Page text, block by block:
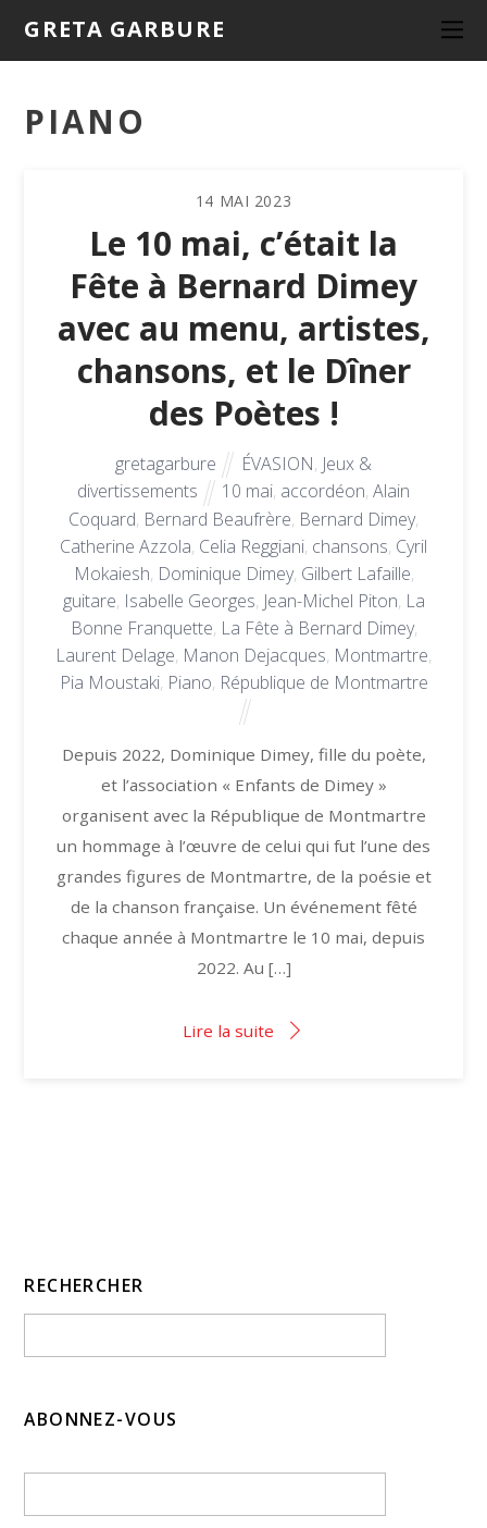
GRETA GARBURE
PIANO
14 MAI 2023
Le 10 mai, c’était la
Fête à Bernard Dimey
avec au menu, artistes,
chansons, et le Dîner
des Poètes !
gretagarbure ÉVASION, Jeux &
divertissements
10 mai, accordéon,Alain
Coquard, Bernard Beaufrère, Bernard Dimey,
Catherine Azzola, Celia Reggiani, chansons, Cyril
Mokaiesh, Dominique Dimey, Gilbert Lafaille,
guitare, Isabelle Georges, Jean-Michel Piton, La
Bonne Franquette, La Fête à Bernard Dimey,
Laurent Delage, Manon Dejacques, Montmartre,
Pia Moustaki, Piano, République de Montmartre
Depuis 2022, Dominique Dimey, fille du poète,
et l’association « Enfants de Dimey »
organisent avec la République de Montmartre
un hommage à l’œuvre de celui qui fut l’une des
grandes figures de Montmartre, de la poésie et
de la chanson française. Un événement fêté
chaque année à Montmartre le 10 mai, depuis
2022. Au […]
Lire la suite
RECHERCHER
ABONNEZ-VOUS